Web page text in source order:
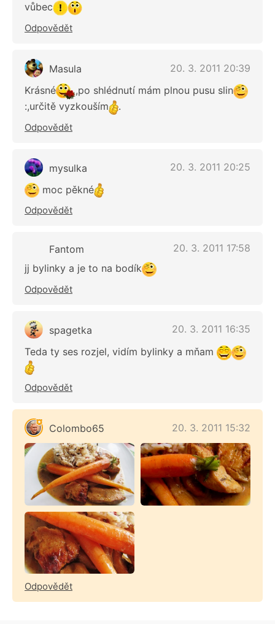
vůbec
Odpovědět
Masula
20. 3. 2011 20:39
Krásné
,po shlédnutí mám plnou pusu slin
:,určitě vyzkouším
.
Odpovědět
mysulka
20. 3. 2011 20:25
moc pěkné
Odpovědět
Fantom
20. 3. 2011 17:58
jj bylinky a je to na bodík
Odpovědět
spagetka
20. 3. 2011 16:35
Teda ty ses rozjel, vidím bylinky a mňam
Odpovědět
Colombo65 20. 3. 2011 15:32
Odpovědět